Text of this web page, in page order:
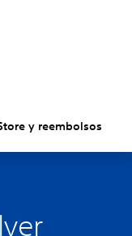
y reembolsos